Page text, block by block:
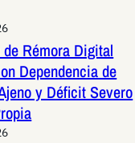
Rémora Digital
Dependencia de
y Déficit Severo